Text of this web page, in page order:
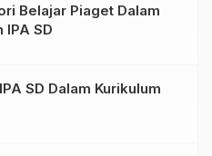
Belajar Piaget Dalam
IPA SD
SD Dalam Kurikulum